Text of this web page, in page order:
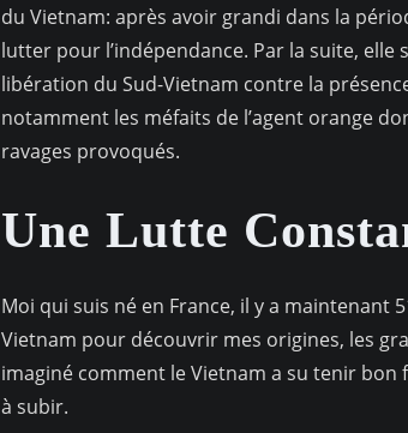
du Vietnam: après avoir grandi dans la
lutter pour l’indépendance. Par la suite, elle
libération du Sud-Vietnam contre la
notamment les méfaits de l’agent orange
ravages provoqués.
Une Lutte
Moi qui suis né en France, il y a maintenant
Vietnam pour découvrir mes origines, les
imaginé comment le Vietnam a su tenir bon
à subir.